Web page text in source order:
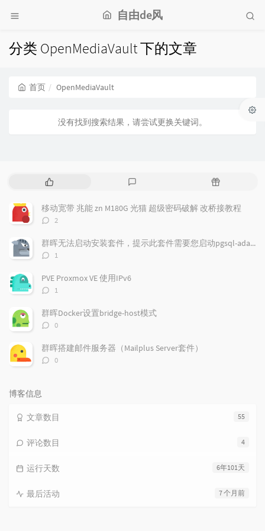
自由de风
分类 OpenMediaVault 下的文章
首页 OpenMediaVault
没有找到搜索结果，请尝试更换关键词。
热
文
章
评
论
随
文
章
移动宽带 兆能 zn M180G 光猫 超级密码破解 改桥接教程
评
数：
2
群晖无法启动安装套件，提示此套件需要您启动pgsql-adapter.service
评
数：
1
PVE Proxmox VE 使用IPv6
评
数：
1
群晖Docker设置bridge-host模式
评
数：
0
群晖搭建邮件服务器（Mailplus Server套件）
评
0
博客信息
55
文章数目
4
评论数目
6年101天
运行天数
7 个月前
最后活动